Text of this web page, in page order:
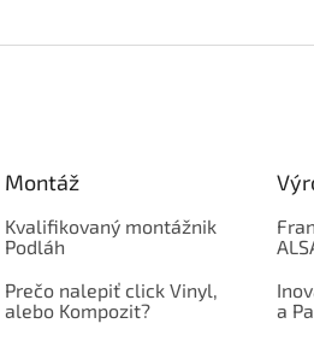
Montáž
Kvalifikovaný montážnik
Podláh
Prečo nalepiť click Vinyl,
alebo Kompozit?
a